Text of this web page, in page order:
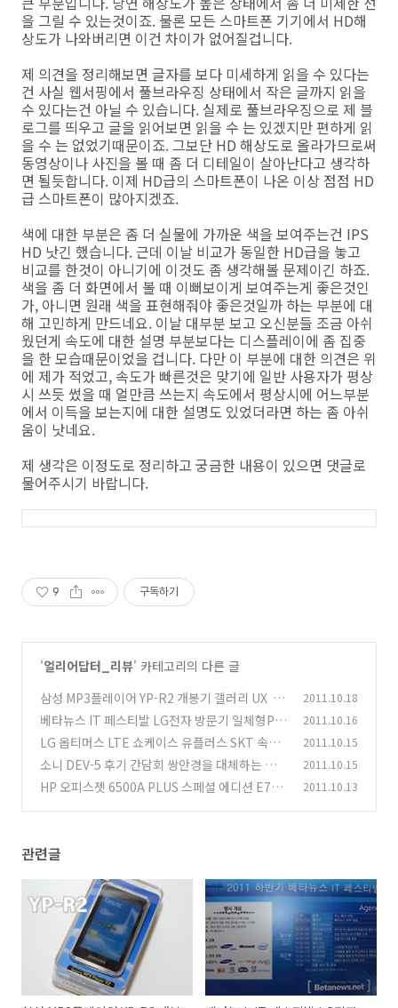
을 그릴 수 있는것이죠. 물론 모든 스마트폰 기기에서 HD해
상도가 나와버리면 이건 차이가 없어질겁니다.
제 의견을 정리해보면 글자를 보다 미세하게 읽을 수 있다는
건 사실 웹서핑에서 풀브라우징 상태에서 작은 글까지 읽을
수 있다는건 아닐 수 있습니다. 실제로 풀브라우징으로 제 블
로그를 띄우고 글을 읽어보면 읽을 수 는 있겠지만 편하게 읽
을 수 는 없었기때문이죠. 그보단 HD 해상도로 올라가므로써
동영상이나 사진을 볼 때 좀 더 디테일이 살아난다고 생각하
면 될듯합니다. 이제 HD급의 스마트폰이 나온 이상 점점 HD
급 스마트폰이 많아지겠죠.
색에 대한 부분은 좀 더 실물에 가까운 색을 보여주는건 IPS
HD 낫긴 했습니다. 근데 이날 비교가 동일한 HD급을 놓고
비교를 한것이 아니기에 이것도 좀 생각해볼 문제이긴 하죠.
색을 좀 더 화면에서 볼 때 이뻐보이게 보여주는게 좋은것인
가, 아니면 원래 색을 표현해줘야 좋은것일까 하는 부분에 대
해 고민하게 만드네요. 이날 대부분 보고 오신분들 조금 아쉬
웠던게 속도에 대한 설명 부분보다는 디스플레이에 좀 집중
을 한 모습때문이었을 겁니다. 다만 이 부분에 대한 의견은 위
에 제가 적었고, 속도가 빠른것은 맞기에 일반 사용자가 평상
시 쓰듯 썼을 때 얼만큼 쓰는지 속도에서 평상시에 어느부분
에서 이득을 보는지에 대한 설명도 있었더라면 하는 좀 아쉬
움이 낫네요.
제 생각은 이정도로 정리하고 궁금한 내용이 있으면 댓글로
물어주시기 바랍니다.
9 구독하기
'얼리어답터_리뷰' 카테고리의 다른 글
삼성 MP3플레이어 YP-R2 개봉기 갤러리 UX
(1
4)
2011.10.18
베타뉴스 IT 페스티발 LG전자 방문기 일체형PC
노트북
(13)
2011.10.16
LG 옵티머스 LTE 쇼케이스 유플러스 SKT 속도
비교
(3)
2011.10.15
소니 DEV-5 후기 간담회 쌍안경을 대체하는 캠
코더 (13)
2011.10.15
HP 오피스젯 6500A PLUS 스페셜 에디션 E710
2011.10.13
관련글